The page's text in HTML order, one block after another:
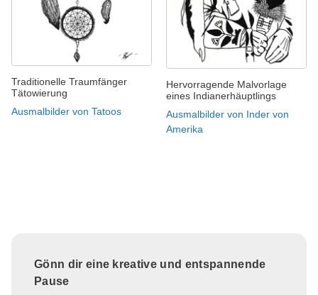
Traditionelle Traumfänger
Tätowierung
Ausmalbilder von Tatoos
Hervorragende Malvorlage
eines Indianerhäuptlings
Ausmalbilder von Inder von
Amerika
Gönn dir eine kreative und entspannende
Pause